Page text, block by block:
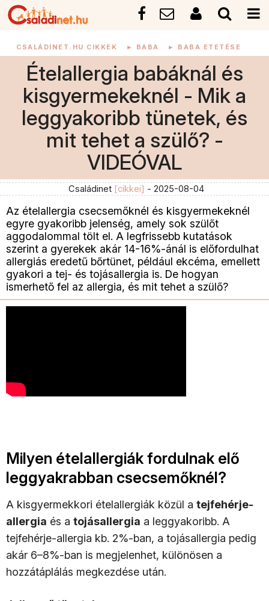
CSALÁDINET.HU CIKKEK ► BABA ► BABA ETETÉSE
Ételallergia babáknál és
kisgyermekeknél - Mik a
leggyakoribb tünetek, és
mit tehet a szülő? -
VIDEÓVAL
Családinet [cikkei] - 2025-08-04
Az ételallergia csecsemőknél és kisgyermekeknél
egyre gyakoribb jelenség, amely sok szülőt
aggodalommal tölt el. A legfrissebb kutatások
szerint a gyerekek akár 14-16%-ánál is előfordulhat
allergiás eredetű bőrtünet, például ekcéma, emellett
gyakori a tej- és tojásallergia is. De hogyan
ismerhető fel az allergia, és mit tehet a szülő?
Milyen ételallergiák fordulnak elő
leggyakrabban csecsemőknél?
A kisgyermekkori ételallergiák közül a tejfehérje-
allergia és a tojásallergia a leggyakoribb. A
tejfehérje-allergia kb. 2%-ban, a tojásallergia pedig
akár 6–8%-ban is megjelenhet, különösen a
hozzátáplálás megkezdése után.